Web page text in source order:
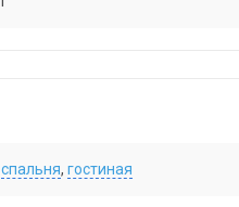
спальня,гостиная